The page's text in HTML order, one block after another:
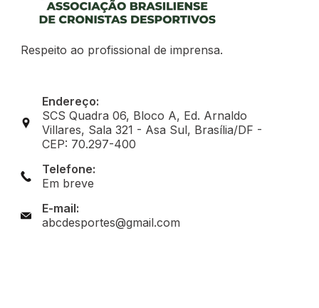
Respeito ao profissional de imprensa.
Endereço:
SCS Quadra 06, Bloco A, Ed. Arnaldo
Villares, Sala 321 - Asa Sul, Brasília/DF -
CEP: 70.297-400
Telefone:
Em breve
E-mail:
abcdesportes@gmail.com